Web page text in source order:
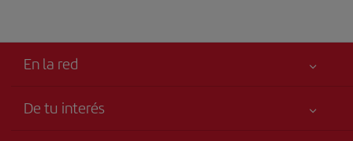
En la red
De tu interés